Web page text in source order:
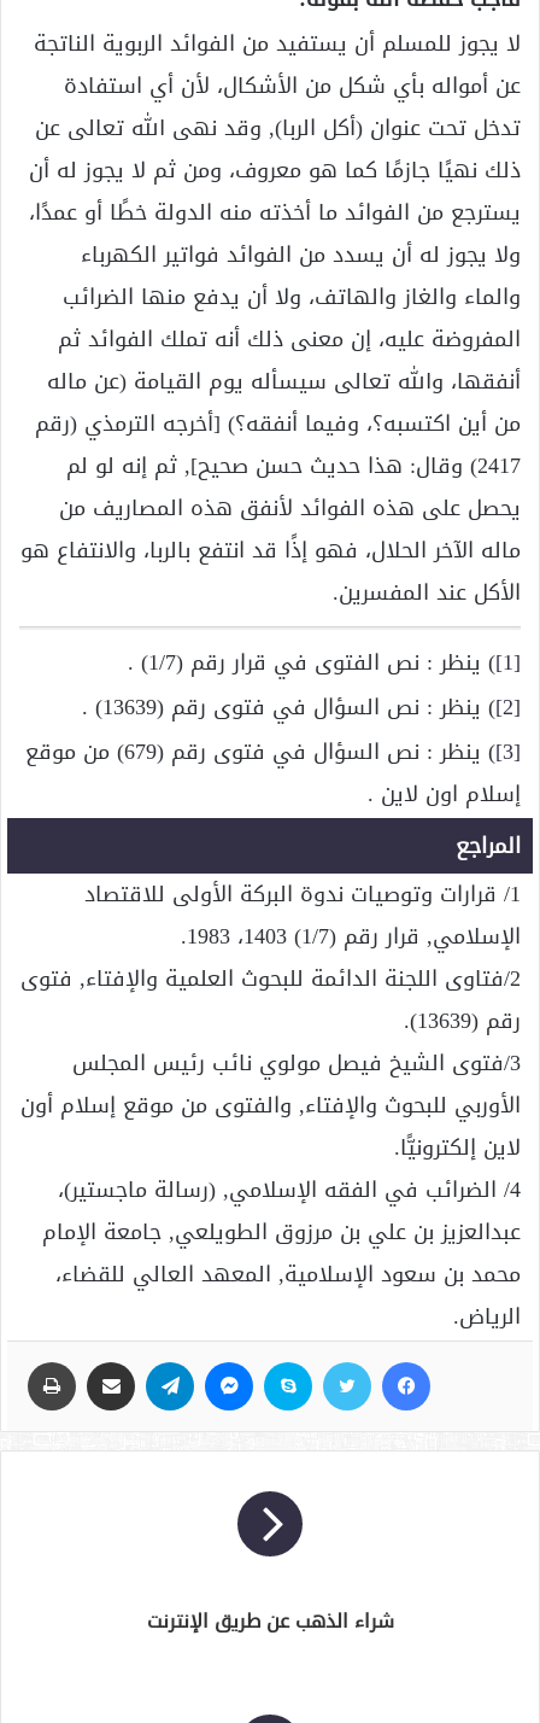
لا يجوز للمسلم أن يستفيد من الفوائد الربوية الناتجة
عن أمواله بأي شكل من الأشكال، لأن أي استفادة
تدخل تحت عنوان (أكل الربا), وقد نهى الله تعالى عن
ذلك نهيًا جازمًا كما هو معروف، ومن ثم لا يجوز له أن
يسترجع من الفوائد ما أخذته منه الدولة خطًا أو عمدًا،
ولا يجوز له أن يسدد من الفوائد فواتير الكهرباء
والماء والغاز والهاتف، ولا أن يدفع منها الضرائب
المفروضة عليه، إن معنى ذلك أنه تملك الفوائد ثم
أنفقها، والله تعالى سيسأله يوم القيامة (عن ماله
من أين اكتسبه؟، وفيما أنفقه؟) [أخرجه الترمذي (رقم
2417) وقال: هذا حديث حسن صحيح], ثم إنه لو لم
يحصل على هذه الفوائد لأنفق هذه المصاريف من
ماله الآخر الحلال، فهو إذًا قد انتفع بالربا، والانتفاع هو
الأكل عند المفسرين.
[1] ) ينظر : نص الفتوى في قرار رقم (1/7) .
[2] ) ينظر : نص السؤال في فتوى رقم (13639) .
[3]
) ينظر : نص السؤال في فتوى رقم (679) من موقع
إسلام اون لاين .
المراجع
1/ قرارات وتوصيات ندوة البركة الأولى للاقتصاد
الإسلامي, قرار رقم (1/7) 1403، 1983.
2/فتاوى اللجنة الدائمة للبحوث العلمية والإفتاء, فتوى
رقم (13639).
3/فتوى الشيخ فيصل مولوي نائب رئيس المجلس
الأوربي للبحوث والإفتاء, والفتوى من موقع إسلام أون
لاين إلكترونيًّا.
4/ الضرائب في الفقه الإسلامي, (رسالة ماجستير)،
عبدالعزيز بن علي بن مرزوق الطويلعي, جامعة الإمام
محمد بن سعود الإسلامية, المعهد العالي للقضاء،
الرياض.
شراء الذهب عن طريق الإنترنت